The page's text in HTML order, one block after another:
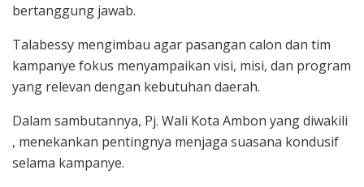
bertanggung jawab.
Talabessy mengimbau agar pasangan calon dan tim
kampanye fokus menyampaikan visi, misi, dan program
yang relevan dengan kebutuhan daerah.
Dalam sambutannya, Pj. Wali Kota Ambon yang diwakili
, menekankan pentingnya menjaga suasana kondusif
selama kampanye.